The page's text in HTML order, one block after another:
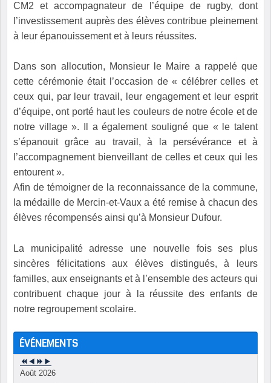
CM2 et accompagnateur de l’équipe de rugby, dont
l’investissement auprès des élèves contribue pleinement
à leur épanouissement et à leurs réussites.
Dans son allocution, Monsieur le Maire a rappelé que
cette cérémonie était l’occasion de « célébrer celles et
ceux qui, par leur travail, leur engagement et leur esprit
d’équipe, ont porté haut les couleurs de notre école et de
notre village ». Il a également souligné que « le talent
s’épanouit grâce au travail, à la persévérance et à
l’accompagnement bienveillant de celles et ceux qui les
entourent ».
Afin de témoigner de la reconnaissance de la commune,
la médaille de Mercin-et-Vaux a été remise à chacun des
élèves récompensés ainsi qu’à Monsieur Dufour.
La municipalité adresse une nouvelle fois ses plus
sincères félicitations aux élèves distingués, à leurs
familles, aux enseignants et à l’ensemble des acteurs qui
contribuent chaque jour à la réussite des enfants de
notre regroupement scolaire.
ÉVÉNEMENTS
Août 2026